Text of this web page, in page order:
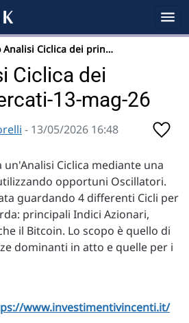
Analisi Ciclica dei prin…
Ciclica dei
13-mag-26
- 13/05/2026 16:48
un'Analisi Ciclica mediante una
opportuni Oscillatori.
guardando 4 differenti Cicli per
principali Indici Azionari,
il Bitcoin. Lo scopo è quello di
dominanti in atto e quelle per i
www.investimentivincenti.it/